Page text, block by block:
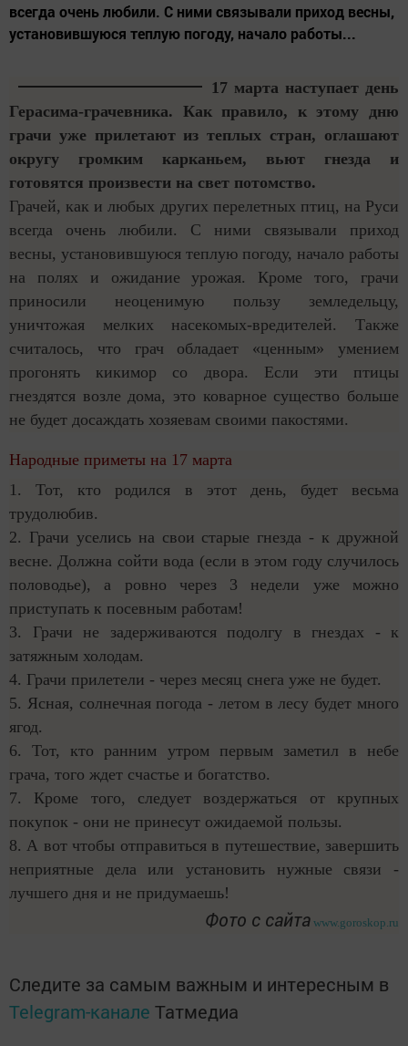
всегда очень любили. С ними связывали приход весны,
установившуюся теплую погоду, начало работы...
17 марта наступает день
Герасима-грачевника. Как правило, к этому дню
грачи уже прилетают из теплых стран, оглашают
округу громким карканьем, вьют гнезда и
готовятся произвести на свет потомство.
Грачей, как и любых других перелетных птиц, на Руси
всегда очень любили. С ними связывали приход
весны, установившуюся теплую погоду, начало работы
на полях и ожидание урожая. Кроме того, грачи
приносили неоценимую пользу земледельцу,
уничтожая мелких насекомых-вредителей. Также
считалось, что грач обладает «ценным» умением
прогонять кикимор со двора. Если эти птицы
гнездятся возле дома, это коварное существо больше
не будет досаждать хозяевам своими пакостями.
Народные приметы на 17 марта
1. Тот, кто родился в этот день, будет весьма
трудолюбив.
2. Грачи уселись на свои старые гнезда - к дружной
весне. Должна сойти вода (если в этом году случилось
половодье), а ровно через 3 недели уже можно
приступать к посевным работам!
3. Грачи не задерживаются подолгу в гнездах - к
затяжным холодам.
4. Грачи прилетели - через месяц снега уже не будет.
5. Ясная, солнечная погода - летом в лесу будет много
ягод.
6. Тот, кто ранним утром первым заметил в небе
грача, того ждет счастье и богатство.
7. Кроме того, следует воздержаться от крупных
покупок - они не принесут ожидаемой пользы.
8. А вот чтобы отправиться в путешествие, завершить
неприятные дела или установить нужные связи -
лучшего дня и не придумаешь!
Фото с сайта www.goroskop.ru
Следите за самым важным и интересным в
Telegram-канале Татмедиа